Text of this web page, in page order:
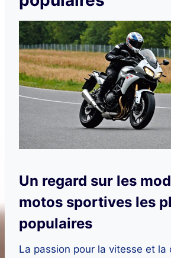
Un regard sur les
motos sportives les
populaires
La passion pour la vitesse et la